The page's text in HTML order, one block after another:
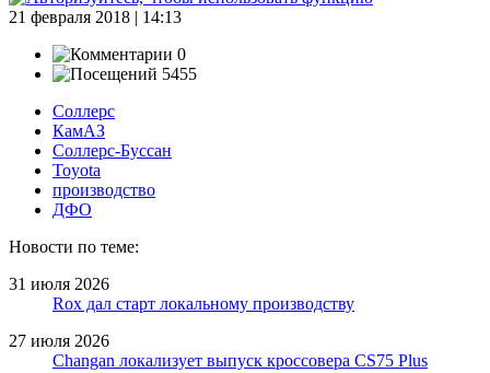
21 февраля 2018 | 14:13
0
5455
Соллерс
КамАЗ
Соллерс-Буссан
Toyota
производство
ДФО
Новости по теме:
31 июля 2026
Rox дал старт локальному производству
27 июля 2026
Changan локализует выпуск кроссовера CS75 Plus